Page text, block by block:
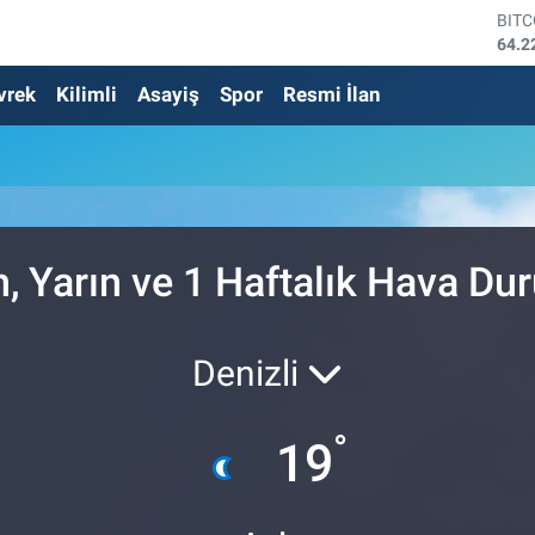
Kilimli Asayiş Spor Resmi İlan
Yarın ve 1 Haftalık Hava
Denizli
19°